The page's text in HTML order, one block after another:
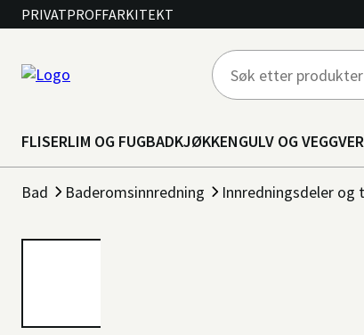
PRIVATPROFFARKITEKT
FLISERLIM OG FUGBADKJØKKENGULV OG VEGG
Bad Baderomsinnredning Innredningsdeler og